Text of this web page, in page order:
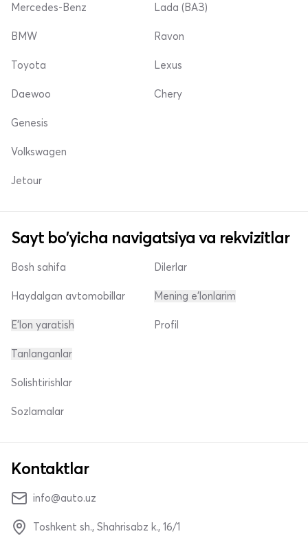
Mercedes-Benz Lada (ВАЗ)
BMW
Toyota
Daewoo
Ravon
Lexus
Chery
Genesis
Volkswagen
Jetour
Sayt bo'yicha navigatsiya va rekvizitlar
Bosh sahifa
Haydalgan avtomobillar
E'lon yaratish
Dilerlar
Mening e'lonlarim
Profil
Tanlanganlar
Solishtirishlar
Sozlamalar
Kontaktlar
info@auto.uz
Toshkent sh., Shahrisabz k., 16/1